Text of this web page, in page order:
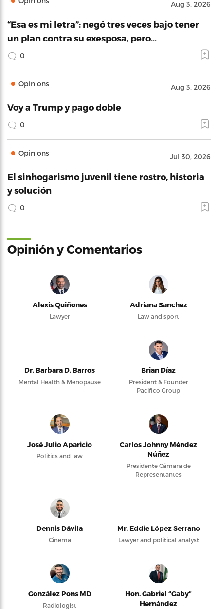
Aug 3, 2026
“Esa es mi letra”: negó tres veces bajo tener
un plan contra su exesposa, pero…
0
Opinions Aug 3, 2026
Voy a Trump y pago doble
0
Opinions Jul 30, 2026
El sinhogarismo juvenil tiene rostro, historia
y solución
0
Opinión y Comentarios
Alexis Quiñones
Lawyer
Adriana Sanchez
Law and sport
Dr. Barbara D. Barros
Mental Health & Menopause
Brian Díaz
President & Founder
Pacifico Group
José Julio Aparicio
Politics and law
Carlos Johnny Méndez
Núñez
Presidente Cámara de
Representantes
Dennis Dávila
Cinema
Mr. Eddie López Serrano
Lawyer and political analyst
González Pons MD
Radiologist
Hon. Gabriel “Gaby”
Hernández